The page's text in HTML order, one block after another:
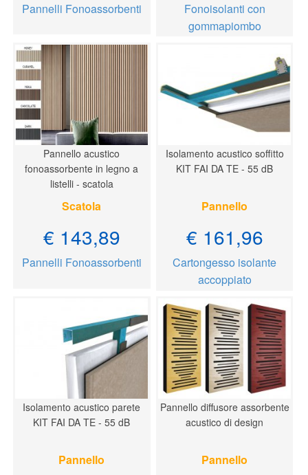
Pannelli Fonoassorbenti
Fonoisolanti con
gommapiombo
Pannello acustico
fonoassorbente in legno a
listelli - scatola
Scatola
€ 143,89
Pannelli Fonoassorbenti
Isolamento acustico soffitto
KIT FAI DA TE - 55 dB
Pannello
€ 161,96
Cartongesso isolante
accoppiato
Isolamento acustico parete
KIT FAI DA TE - 55 dB
Pannello
Pannello diffusore assorbente
acustico di design
Pannello